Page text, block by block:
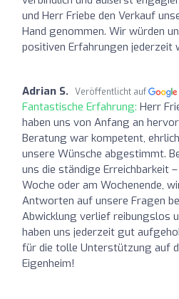
und Herr Friebe den Verkauf
Hand genommen. Wir würden
positiven Erfahrungen jederzeit
Adrian S. Veröffentlicht auf
Fantastische Erfahrung: Herr
haben uns von Anfang an
Beratung war kompetent,
unsere Wünsche abgestimmt.
uns die ständige Erreichbarkeit
Woche oder am Wochenende,
Antworten auf unsere Fragen
Abwicklung verlief reibungslos
haben uns jederzeit gut
für die tolle Unterstützung auf
Eigenheim!